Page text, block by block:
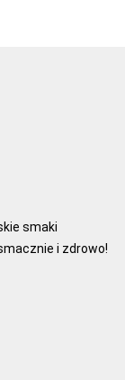
smaki
i zdrowo!